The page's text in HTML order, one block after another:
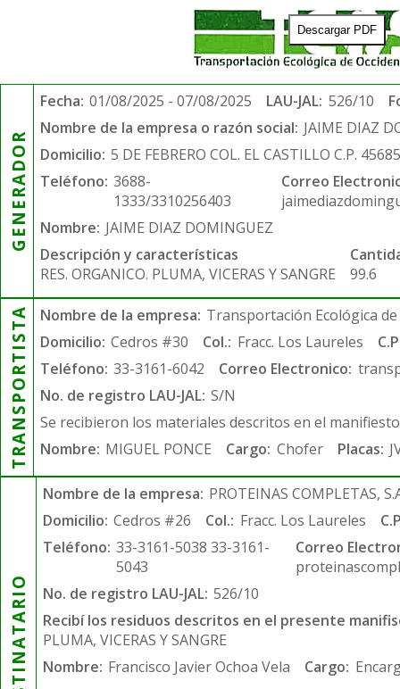
Descargar PDF
GENERADOR
Fecha: 01/08/2025 - 07/08/2025 LAU-JAL: 526/10
Nombre de la empresa o razón social: JAIME DIAZ
Domicilio: 5 DE FEBRERO COL. EL CASTILLO C.P.
Teléfono: 3688-
1333/3310256403
Correo
Nombre: JAIME DIAZ DOMINGUEZ
Descripción y características
RES. ORGANICO. PLUMA, VICERAS Y SANGRE
99.6
TRANSPORTISTA Nombre de la empresa: Transportación Ecológica de
Domicilio: Cedros #30 Col.: Fracc. Los Laureles
Teléfono: 33-3161-6042 Correo Electronico:
No. de registro LAU-JAL: S/N
Se recibieron los materiales descritos en el
Nombre: MIGUEL PONCE Cargo: Chofer Placas:
DESTINATARIO
Nombre de la empresa: PROTEINAS COMPLETAS,
Domicilio: Cedros #26 Col.: Fracc. Los Laureles
Teléfono: 33-3161-5038 33-3161-
5043
Correo
No. de registro LAU-JAL: 526/10
Recibí los residuos descritos en el presente
PLUMA, VICERAS Y SANGRE
Nombre: Francisco Javier Ochoa Vela Cargo: